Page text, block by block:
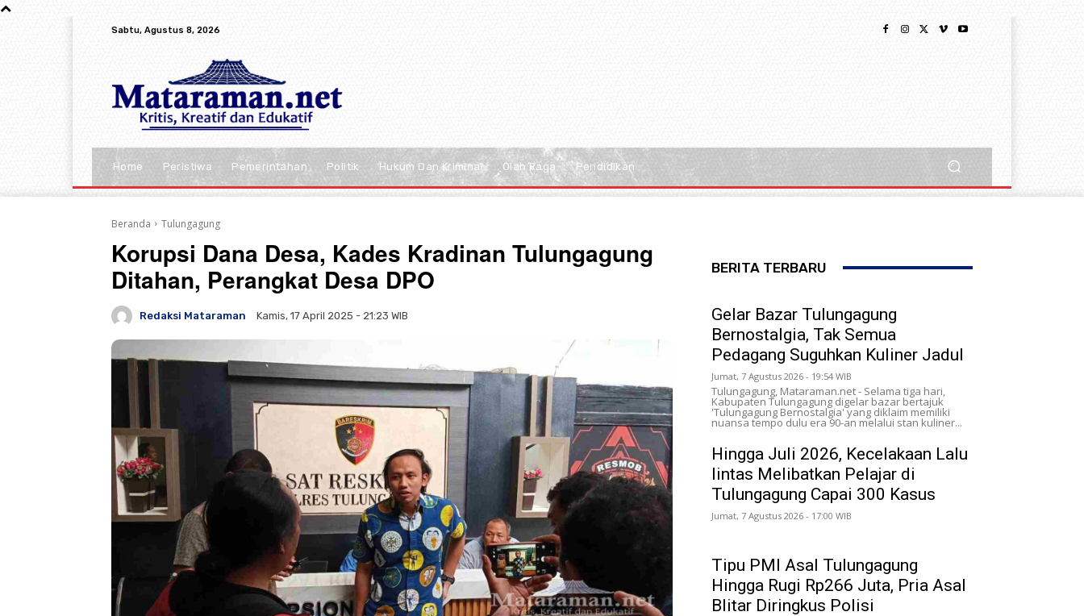
Sabtu, Agustus 8, 2026
Home Peristiwa Pemerintahan Politik Hukum Dan Kriminal Olah Raga Pendidikan
Beranda Tulungagung
Korupsi Dana Desa, Kades Kradinan Tulungagung
Ditahan, Perangkat Desa DPO
Redaksi Mataraman Kamis, 17 April 2025 - 21:23 WIB
BERITA TERBARU
Gelar Bazar Tulungagung
Bernostalgia, Tak Semua
Pedagang Suguhkan Kuliner Jadul
Jumat, 7 Agustus 2026 - 19:54 WIB
Tulungagung, Mataraman.net - Selama tiga hari,
Kabupaten Tulungagung digelar bazar bertajuk
'Tulungagung Bernostalgia' yang diklaim memiliki
nuansa tempo dulu era 90-an melalui stan kuliner...
Hingga Juli 2026, Kecelakaan Lalu
lintas Melibatkan Pelajar di
Tulungagung Capai 300 Kasus
Jumat, 7 Agustus 2026 - 17:00 WIB
Tipu PMI Asal Tulungagung
Hingga Rugi Rp266 Juta, Pria Asal
Blitar Diringkus Polisi